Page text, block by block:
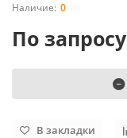
0
По запросу
В закладки